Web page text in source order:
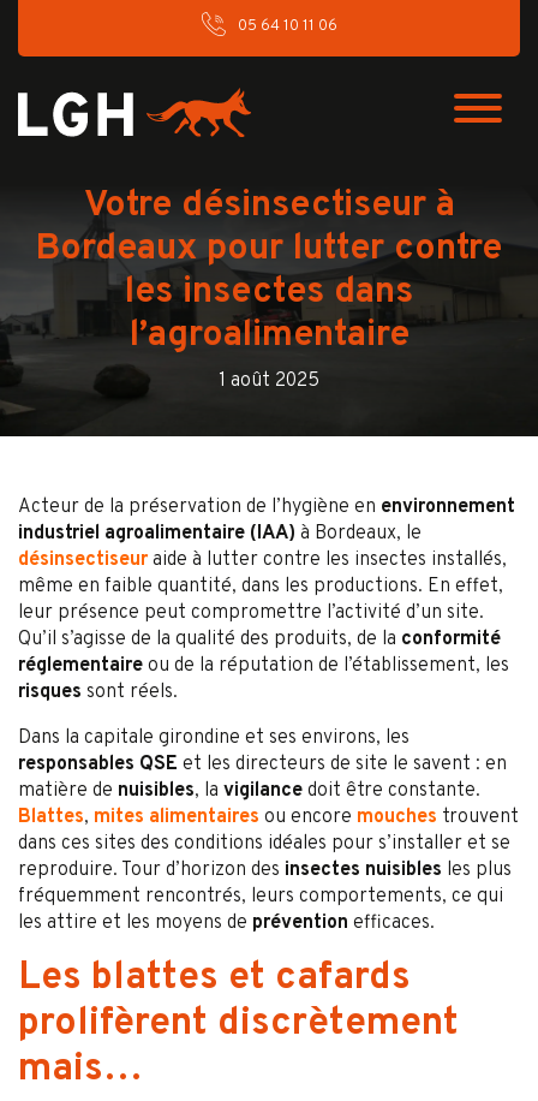
05 64 10 11 06
Votre désinsectiseur à
Bordeaux pour lutter contre
les insectes dans
l’agroalimentaire
1 août 2025
Acteur de la préservation de l’hygiène en environnement
industriel agroalimentaire (IAA) à Bordeaux, le
désinsectiseur aide à lutter contre les insectes installés,
même en faible quantité, dans les productions. En effet,
leur présence peut compromettre l’activité d’un site.
Qu’il s’agisse de la qualité des produits, de la conformité
réglementaire ou de la réputation de l’établissement, les
risques sont réels.
Dans la capitale girondine et ses environs, les
responsables QSE et les directeurs de site le savent : en
matière de nuisibles, la vigilance doit être constante.
Blattes, mites alimentaires ou encore mouches trouvent
dans ces sites des conditions idéales pour s’installer et se
reproduire. Tour d’horizon des insectes nuisibles les plus
fréquemment rencontrés, leurs comportements, ce qui
les attire et les moyens de prévention efficaces.
Les blattes et cafards
prolifèrent discrètement
mais…